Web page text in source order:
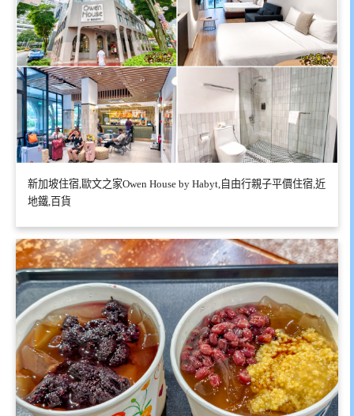
新加坡住宿,歐文之家Owen House by Habyt,自由行親子平價住宿,近
地鐵,百貨